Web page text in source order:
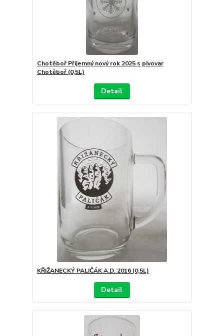
Chotěboř Příjemný nový rok 2025 s pivovar
Chotěboř (0,5L)
Detail
KŘIŽANECKÝ PALIČÁK A.D. 2016 (0,5L)
Detail